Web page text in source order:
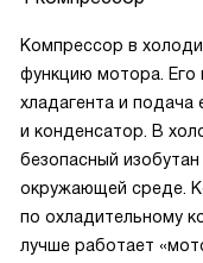
Компрессор в
функцию мотора. Его
хладагента и подача
и конденсатор. В
безопасный
окружающей среде.
по охладительному
лучше работает